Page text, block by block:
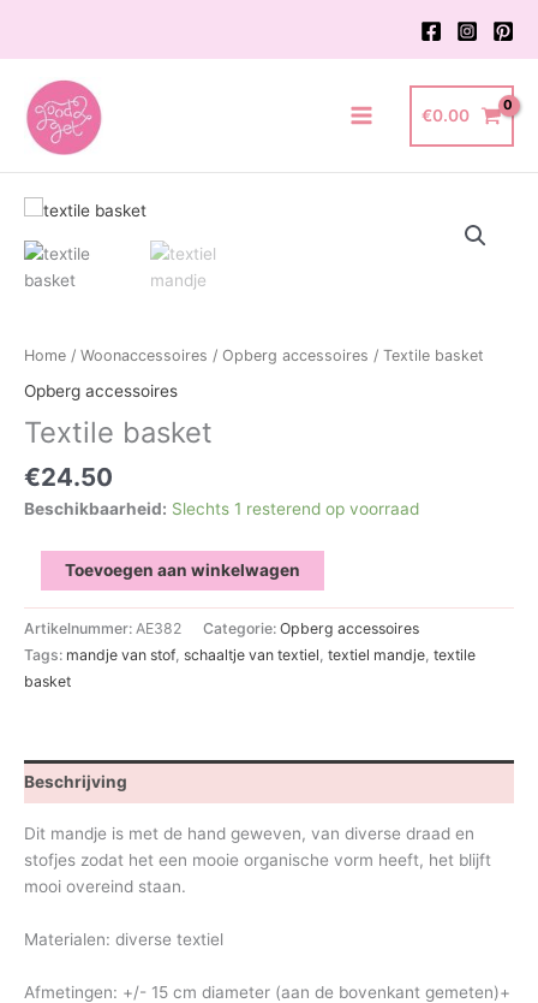
de
inhoud
Main
Menu
€0.00
Home / Woonaccessoires / Opberg accessoires / Textile basket
Opberg accessoires
Textile basket
€24.50
Beschikbaarheid: Slechts 1 resterend op voorraad
Textile
basket
Toevoegen aan winkelwagen
Artikelnummer: AE382 Categorie: Opberg accessoires
Tags: mandje van stof schaaltje van textiel textiel mandje textile
basket
Beschrijving
Dit mandje is met de hand geweven, van diverse draad en
stofjes zodat het een mooie organische vorm heeft, het blijft
mooi overeind staan.
Materialen: diverse textiel
Afmetingen: +/- 15 cm diameter (aan de bovenkant gemeten)+